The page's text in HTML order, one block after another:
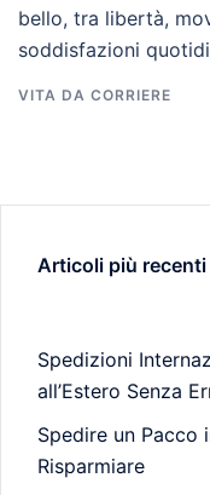
bello, tra libertà,
soddisfazioni
VITA DA CORRIERE
Articoli più recenti
Spedizioni
all’Estero Senza
Spedire un Pacco
Risparmiare